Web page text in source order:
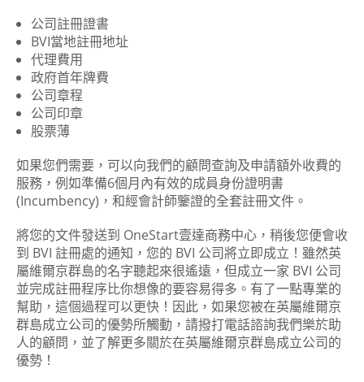
公司註冊證書
BVI當地註冊地址
代理費用
政府首年牌費
公司章程
公司印章
股票薄
如果您們需要，可以向我們的顧問查詢及申請額外收費的
服務，例如準備6個月內有效的成員身份證明書
(Incumbency)，和經會計師鑒證的全套註冊文件。
將您的文件發送到 OneStart壹達商務中心，稍後您便會收
到 BVI 註冊處的通知，您的 BVI 公司將立即成立！雖然英
屬維爾京群島的名字聽起來很遙遠，但成立一家 BVI 公司
並完成註冊程序比你想像的要容易得多。有了一點專業的
幫助，這個過程可以更快！因此，如果您被在英屬維爾京
群島成立公司的優勢所觸動，請撥打電話諮詢我們樂於助
人的顧問，並了解更多關於在英屬維爾京群島成立公司的
優勢！